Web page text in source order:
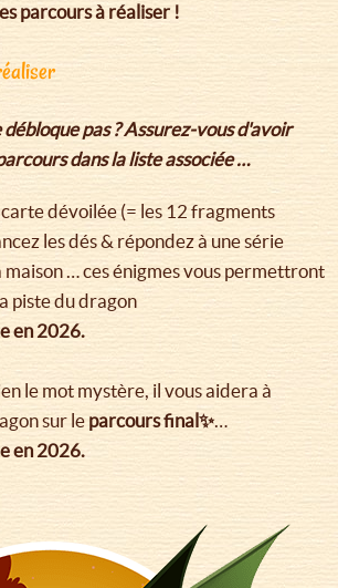
parcours à réaliser !
pas ? Assurez-vous d'avoir
dans la liste associée …
carte dévoilée (= les 12 fragments
les dés & répondez à une série
maison … ces énigmes vous permettront
piste du dragon
en 2026.
le mot mystère, il vous aidera à
sur le parcours final✨…
en 2026.